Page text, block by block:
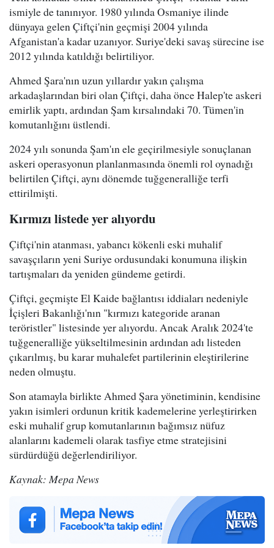
ismiyle de tanınıyor. 1980 yılında Osmaniye ilinde
dünyaya gelen Çiftçi'nin geçmişi 2004 yılında
Afganistan'a kadar uzanıyor. Suriye'deki savaş sürecine ise
2012 yılında katıldığı belirtiliyor.
Ahmed Şara'nın uzun yıllardır yakın çalışma
arkadaşlarından biri olan Çiftçi, daha önce Halep'te askeri
emirlik yaptı, ardından Şam kırsalındaki 70. Tümen'in
komutanlığını üstlendi.
2024 yılı sonunda Şam'ın ele geçirilmesiyle sonuçlanan
askeri operasyonun planlanmasında önemli rol oynadığı
belirtilen Çiftçi, aynı dönemde tuğgeneralliğe terfi
ettirilmişti.
Kırmızı listede yer alıyordu
Çiftçi'nin atanması, yabancı kökenli eski muhalif
savaşçıların yeni Suriye ordusundaki konumuna ilişkin
tartışmaları da yeniden gündeme getirdi.
Çiftçi, geçmişte El Kaide bağlantısı iddiaları nedeniyle
İçişleri Bakanlığı'nın "kırmızı kategoride aranan
teröristler" listesinde yer alıyordu. Ancak Aralık 2024'te
tuğgeneralliğe yükseltilmesinin ardından adı listeden
çıkarılmış, bu karar muhalefet partilerinin eleştirilerine
neden olmuştu.
Son atamayla birlikte Ahmed Şara yönetiminin, kendisine
yakın isimleri ordunun kritik kademelerine yerleştirirken
eski muhalif grup komutanlarının bağımsız nüfuz
alanlarını kademeli olarak tasfiye etme stratejisini
sürdürdüğü değerlendiriliyor.
Kaynak: Mepa News